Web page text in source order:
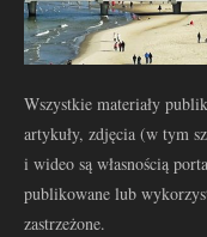
Wszystkie materiały
artykuły, zdjęcia (w tym
i wideo są własnością
publikowane lub
zastrzeżone.